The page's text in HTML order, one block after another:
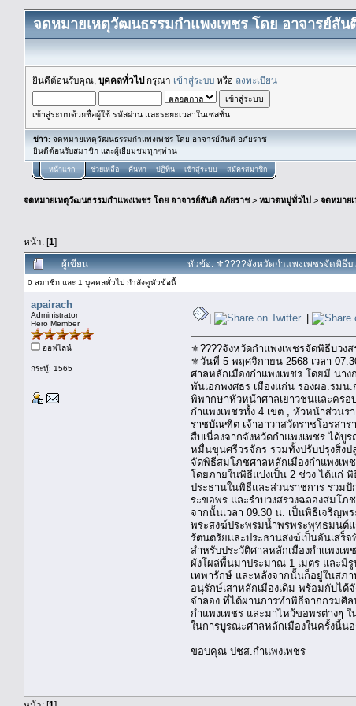
จดหมายเหตุวัฒนธรรมกำแพงเพชร โดย อาจารย์สัน
ยินดีต้อนรับคุณ, บุคคลทั่วไปกรุณา เข้าสู่ระบบ หรือ ลงทะเบียน
เข้าสู่ระบบด้วยชื่อผู้ใช้ รหัสผ่าน และระยะเวลาในเซสชั่น
ข่าว: จดหมายเหตุวัฒนธรรมกำแพงเพชร โดย อาจารย์สันติ อภัยราช
ยินดีต้อนรับสมาชิก และผู้เยื่ยมชมทุกๆท่าน
หน้าแรก ช่วยเหลือ ค้นหา ปฏิทิน เข้าสู่ระบบ สมัครสมาชิก
จดหมายเหตุวัฒนธรรมกำแพงเพชร โดย อาจารย์สันติ อภัยราช> หมวดหมู่ทั่วไป > จดหมาย
หน้า: [1]
ผู้เขียน หัวข้อ: ⚜️????จังหวัดกำแพงเพชรจัดพิธีบ
0 สมาชิก และ 1 บุคคลทั่วไป กำลังดูหัวข้อนี้
apairach
Administrator
Hero Member
ออฟไลน์
กระทู้: 1565
| |
⚜️????จังหวัดกำแพงเพชรจัดพิธีบวง
⚜️วันที่ 5 พฤศจิกายน 2568 เวลา
ศาลหลักเมืองกำแพงเพชร โดยมี นา
พันเอกพงศธร เมืองแก่น รองผอ.รม
พิพากษาหัวหน้าศาลเยาวชนและคร
กำแพงเพชรทั้ง 4 เขต , หัวหน้าส่วน
ราชบัณฑิต เจ้าอาวาสวัดราชโอรสาร
สืบเนื่องจากจังหวัดกำแพงเพชร ได้บู
หมื่นขุนศรีวรจักร รวมทั้งปรับปรุงสิ่ง
จัดพิธีสมโภชศาลหลักเมืองกำแพงเพ
โดยภายในพิธีแบ่งเป็น 2 ช่วง ได้แก่
ประธานในพิธีและส่วนราชการ ร่วมปั
ระขอพร และรำบวงสรวงฉลองสมโภ
จากนั้นเวลา 09.30 น. เป็นพิธีเจริญ
พระสงฆ์ประพรมน้ำพรพระพุทธมนต์
รัตนตรัยและประธานสงฆ์เป็นอันเสร็จ
สำหรับประวัติศาลหลักเมืองกำแพงเ
ผังโผล่พื้นมาประมาณ 1 เมตร และมีรู
เทพารักษ์ และหลังจากนั้นก็อยู่ในสภ
อนุรักษ์เสาหลักเมืองเดิม พร้อมกับได้
จำลอง ที่ได้ผ่านการทำพิธีจากกรมศิ
กำแพงเพชร และมาไหว้ขอพรต่างๆ
ในการบูรณะศาลหลักเมืองในครั้งนี้น
ขอบคุณ ปชส.กำแพงเพชร